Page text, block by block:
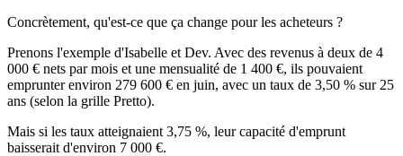
Concrètement, qu'est-ce que ça change pour les acheteurs ?
Prenons l'exemple d'Isabelle et Dev. Avec des revenus à deux de 4
000 € nets par mois et une mensualité de 1 400 €, ils pouvaient
emprunter environ 279 600 € en juin, avec un taux de 3,50 % sur 25
ans (selon la grille Pretto).
Mais si les taux atteignaient 3,75 %, leur capacité d'emprunt
baisserait d'environ 7 000 €.